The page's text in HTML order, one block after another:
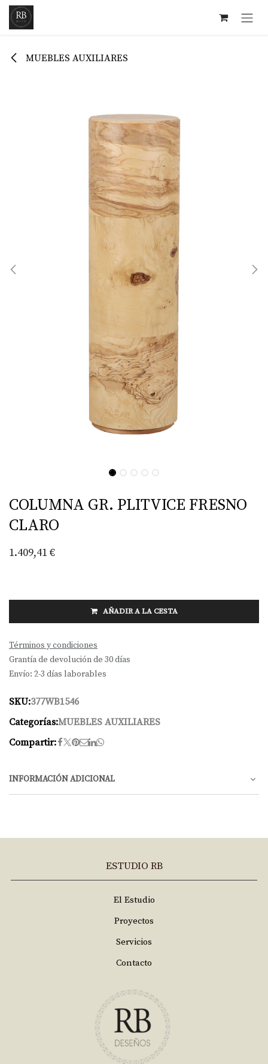
Ir al contenido
MUEBLES AUXILIARES
COLUMNA GR. PLITVICE FRESNO
CLARO
1.409,41€
AÑADIR A LA CESTA
Términos y condiciones
Grantía de devolución de 30 días
Envío: 2-3 días laborables
SKU:377WB1546
Categorías:MUEBLES AUXILIARES
Compartir:
INFORMACIÓN ADICIONAL
ESTUDIO RB
El Estudio
Proyectos
Servicios
Contacto